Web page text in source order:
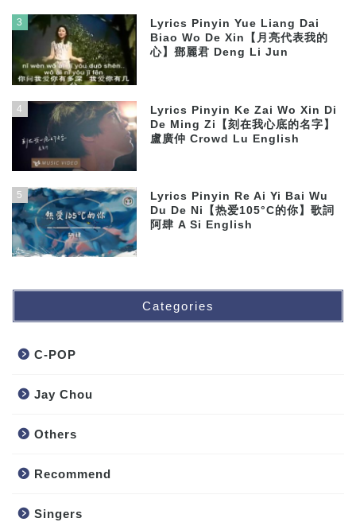
3
Lyrics Pinyin Yue Liang Dai
Biao Wo De Xin【月亮代表我的
心】鄧麗君 Deng Li Jun
4
Lyrics Pinyin Ke Zai Wo Xin Di
De Ming Zi【刻在我心底的名字】
盧廣仲 Crowd Lu English
5
Lyrics Pinyin Re Ai Yi Bai Wu
Du De Ni【热爱105°C的你】歌詞
阿肆 A Si English
Categories
C-POP
Jay Chou
Others
Recommend
Singers